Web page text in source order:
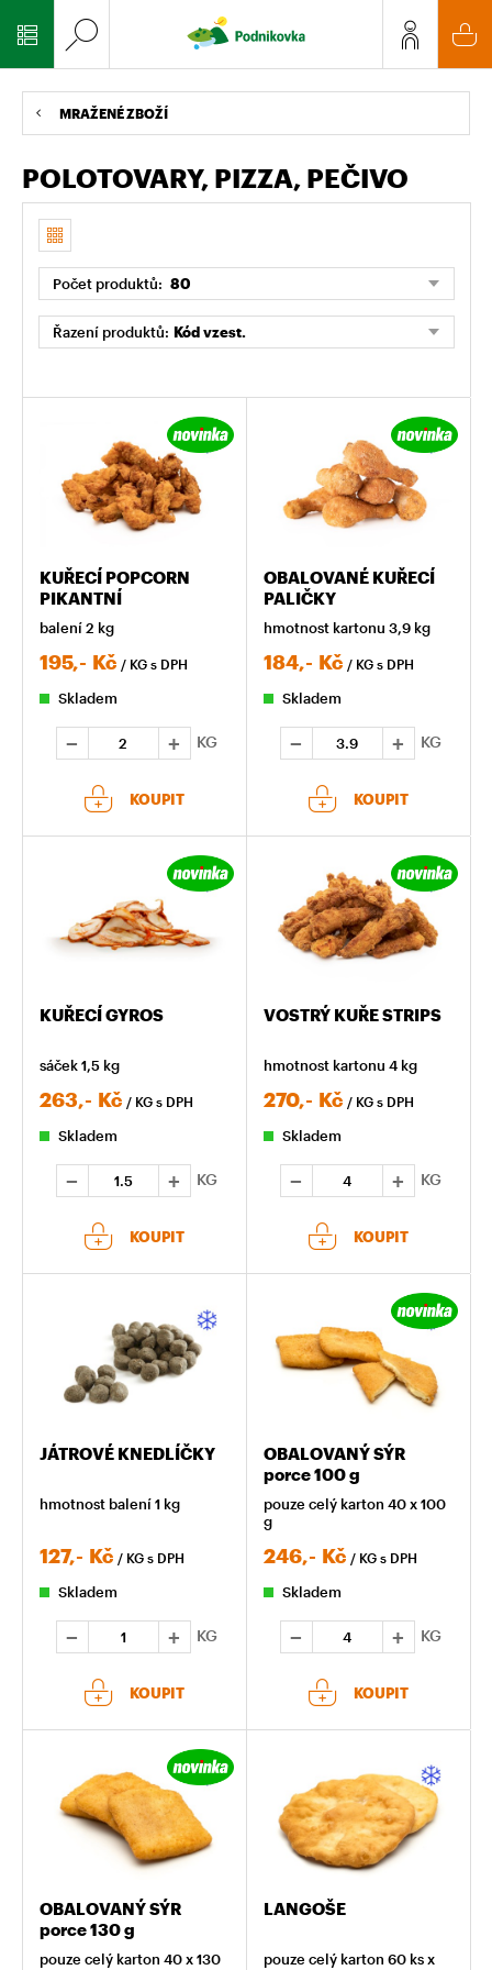
MRAŽENÉ ZBOŽÍ
POLOTOVARY, PIZZA, PEČIVO
Počet produktů: 80
Řazení produktů: Kód vzest.
KUŘECÍ POPCORN
PIKANTNÍ
balení 2 kg
195,- Kč / KG s DPH
Skladem
KG
KOUPIT
OBALOVANÉ KUŘECÍ
PALIČKY
hmotnost kartonu 3,9 kg
184,- Kč / KG s DPH
Skladem
KG
KOUPIT
KUŘECÍ GYROS
sáček 1,5 kg
263,- Kč / KG s DPH
Skladem
KG
KOUPIT
VOSTRÝ KUŘE STRIPS
hmotnost kartonu 4 kg
270,- Kč / KG s DPH
Skladem
KG
KOUPIT
JÁTROVÉ KNEDLÍČKY
hmotnost balení 1 kg
127,- Kč / KG s DPH
Skladem
KG
KOUPIT
OBALOVANÝ SÝR
porce 100 g
pouze celý karton 40 x 100
g
246,- Kč / KG s DPH
Skladem
KG
KOUPIT
OBALOVANÝ SÝR
porce 130 g
pouze celý karton 40 x 130
LANGOŠE
pouze celý karton 60 ks x